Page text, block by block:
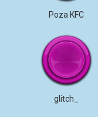
Poza KFC
glitch_